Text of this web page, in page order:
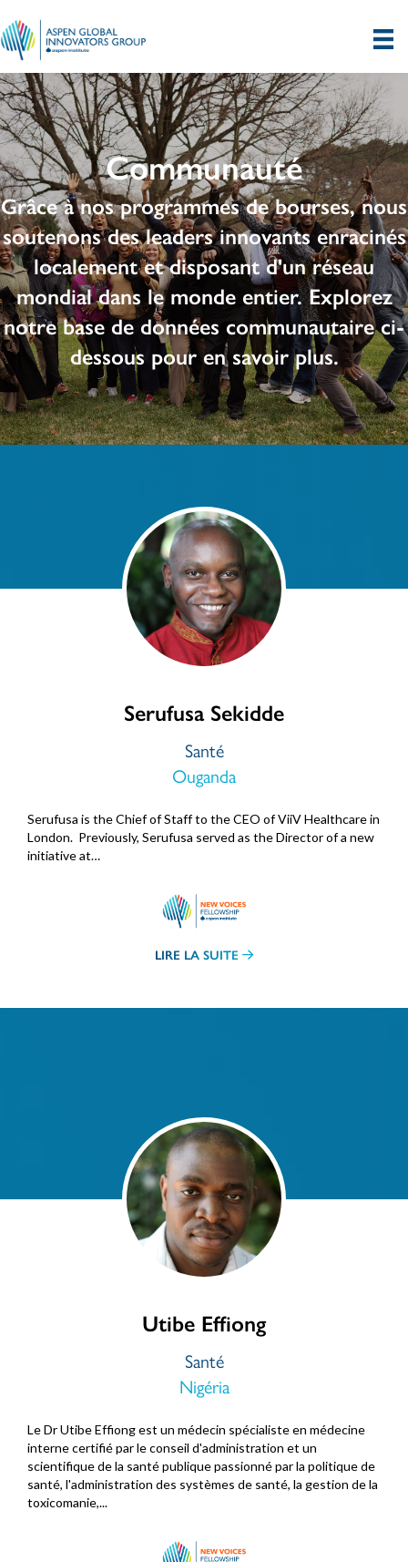
Communauté
Grâce à nos programmes de bourses, nous
soutenons des leaders innovants enracinés
localement et disposant d'un réseau
mondial dans le monde entier. Explorez
notre base de données communautaire ci-
dessous pour en savoir plus.
Serufusa Sekidde
Santé
Ouganda
Serufusa is the Chief of Staff to the CEO of ViiV Healthcare in
London. Previously, Serufusa served as the Director of a new
initiative at…
LIRE LA SUITE
Utibe Effiong
Santé
Nigéria
Le Dr Utibe Effiong est un médecin spécialiste en médecine
interne certifié par le conseil d'administration et un
scientifique de la santé publique passionné par la politique de
santé, l'administration des systèmes de santé, la gestion de la
toxicomanie,...